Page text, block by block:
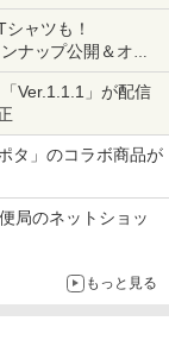
ャツも！
ナップ公開＆オン
Ver.1.1.1」が配信
タ」のコラボ商品が
が登場
局のネットショッ
もっと見る